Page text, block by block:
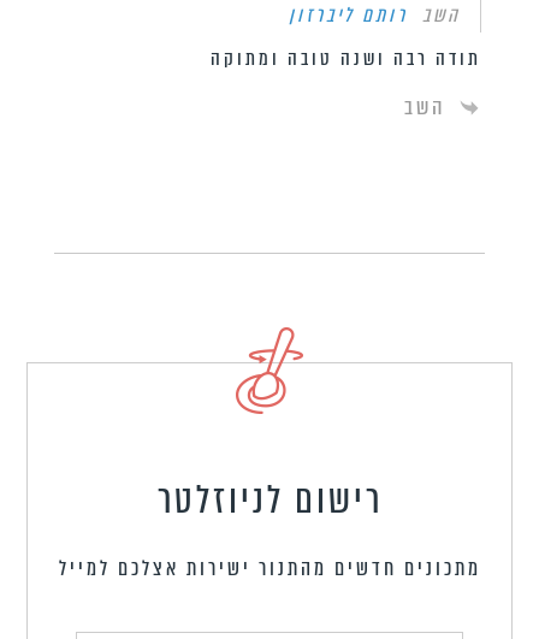
השב רותם ליברזון
תודה רבה ושנה טובה ומתוקה
השב
רישום לניוזלטר
מתכונים חדשים מהתנור ישירות אצלכם למייל